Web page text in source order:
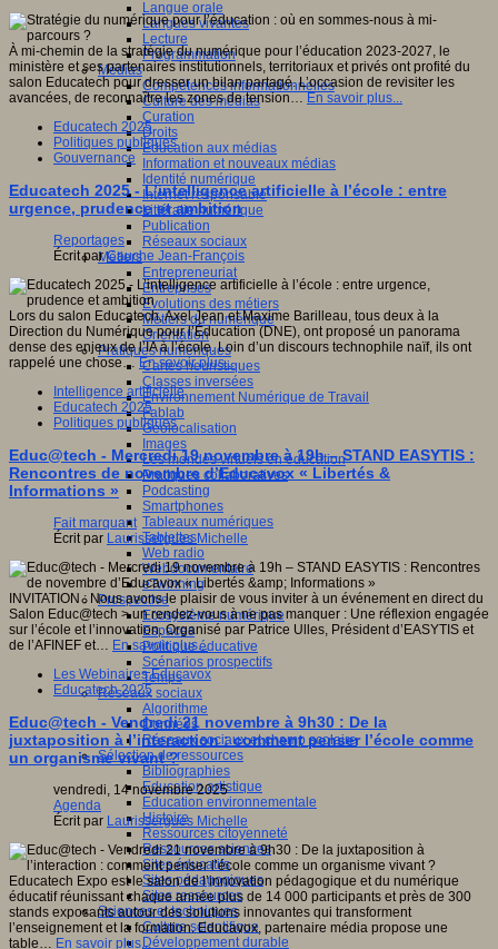
Langue orale
Langues vivantes
Lecture
Programmation
Médias
Compétences informationnelles
Culture des médias
Curation
Droits
Education aux médias
Information et nouveaux médias
Identité numérique
Internet responsable
Littératie numérique
Publication
Réseaux sociaux
Métiers
Entrepreneuriat
Entreprises
Evolutions des métiers
Métiers du numérique
Orientation
Pratiques numériques
Cartes heuristiques
Classes inversées
Environnement Numérique de Travail
Fablab
Géolocalisation
Images
Les mondes virtuels en éducation
Pratiques collaboratives
Podcasting
Smartphones
Tableaux numériques
Tablettes
Web radio
Webdocumentaire
eTwinning
Prospective
Ecosystème numérique
Espaces
Politique éducative
Scénarios prospectifs
Temps
Réseaux sociaux
Algorithme
Données
Réseaux sociaux et champ scolaire
Sélection de ressources
Bibliographies
Education artistique
Education environnementale
Histoire
Ressources citoyenneté
Ressources sciences
Sites éducatifs
Sites pédagogiques
Sites ressources
Sciences et techniques
Culture scientifique
Développement durable
À mi-chemin de la stratégie du numérique pour l’éducation 2023-2027, le
ministère et ses partenaires institutionnels, territoriaux et privés ont profité du
salon Educatech pour dresser un bilan partagé. L’occasion de revisiter les
avancées, de reconnaître les zones de tension… En savoir plus...
Educatech 2025
Politiques publiques
Gouvernance
Educatech 2025 - L’intelligence artificielle à l’école : entre
urgence, prudence et ambition
Reportages
Écrit parCauche Jean-François
Lors du salon Educatech, Axel Jean et Maxime Barilleau, tous deux à la
Direction du Numérique pour l’Éducation (DNE), ont proposé un panorama
dense des enjeux de l’IA à l’école. Loin d’un discours technophile naïf, ils ont
rappelé une chose… En savoir plus...
Intelligence artificielle
Educatech 2025
Politiques publiques
Educ@tech - Mercredi 19 novembre à 19h – STAND EASYTIS :
Rencontres de novembre d’Educavox « Libertés &
Informations »
Fait marquant
Écrit par Laurissergues Michelle
INVITATION : Nous avons le plaisir de vous inviter à un événement en direct du
Salon Educ@tech > un rendez-vous à ne pas manquer : Une réflexion engagée
sur l’école et l’innovation. Organisé par Patrice Ulles, Président d’EASYTIS et
de l’AFINEF et… En savoir plus...
Les Webinaires Educavox
Educatech 2025
Educ@tech - Vendredi 21 novembre à 9h30 : De la
juxtaposition à l’interaction : comment penser l’école comme
un organisme vivant ?
vendredi, 14 novembre 2025
Agenda
Écrit par Laurissergues Michelle
Educatech Expo est le salon de l’innovation pédagogique et du numérique
éducatif réunissant chaque année plus de 14 000 participants et près de 300
stands exposants autour des solutions innovantes qui transforment
l’enseignement et la formation. Educavox, partenaire média propose une
table… En savoir plus...